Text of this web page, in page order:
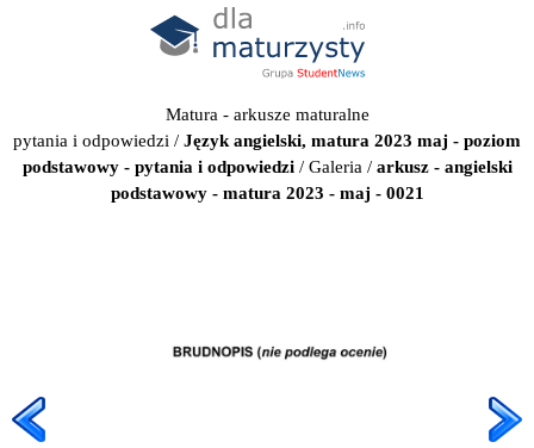
Matura - arkusze maturalne
pytania i odpowiedzi / Język angielski, matura 2023 maj - poziom
podstawowy - pytania i odpowiedzi/ Galeria / arkusz - angielski
podstawowy - matura 2023 - maj - 0021